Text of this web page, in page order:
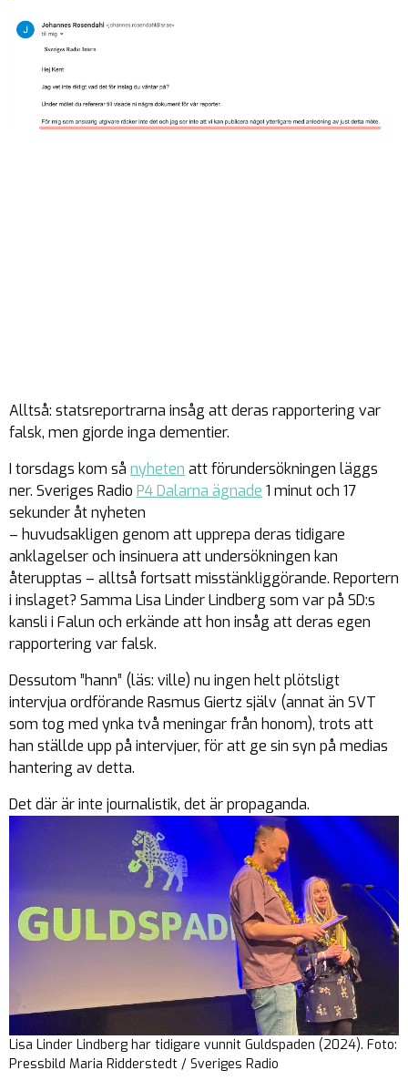
Alltså: statsreportrarna insåg att deras rapportering var
falsk, men gjorde inga dementier.
I torsdags kom så nyheten att förundersökningen läggs
ner. Sveriges Radio P4 Dalarna ägnade 1 minut och 17
sekunder åt nyheten
– huvudsakligen genom att upprepa deras tidigare
anklagelser och insinuera att undersökningen kan
återupptas – alltså fortsatt misstänkliggörande. Reportern
i inslaget? Samma Lisa Linder Lindberg som var på SD:s
kansli i Falun och erkände att hon insåg att deras egen
rapportering var falsk.
Dessutom ”hann” (läs: ville) nu ingen helt plötsligt
intervjua ordförande Rasmus Giertz själv (annat än SVT
som tog med ynka två meningar från honom), trots att
han ställde upp på intervjuer, för att ge sin syn på medias
hantering av detta.
Det där är inte journalistik, det är propaganda.
Lisa Linder Lindberg har tidigare vunnit Guldspaden (2024). Foto:
Pressbild Maria Ridderstedt / Sveriges Radio